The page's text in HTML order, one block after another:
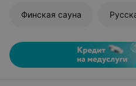
Финская сауна